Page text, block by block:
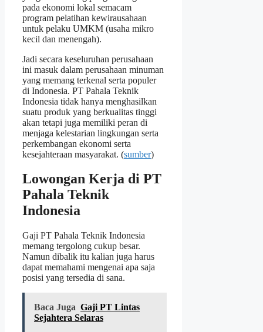
pada ekonomi lokal semacam
program pelatihan kewirausahaan
untuk pelaku UMKM (usaha mikro
kecil dan menengah).
Jadi secara keseluruhan perusahaan
ini masuk dalam perusahaan minuman
yang memang terkenal serta populer
di Indonesia. PT Pahala Teknik
Indonesia tidak hanya menghasilkan
suatu produk yang berkualitas tinggi
akan tetapi juga memiliki peran di
menjaga kelestarian lingkungan serta
perkembangan ekonomi serta
kesejahteraan masyarakat. (sumber)
Lowongan Kerja di PT
Pahala Teknik
Indonesia
Gaji PT Pahala Teknik Indonesia
memang tergolong cukup besar.
Namun dibalik itu kalian juga harus
dapat memahami mengenai apa saja
posisi yang tersedia di sana.
Baca Juga Gaji PT Lintas
Sejahtera Selaras